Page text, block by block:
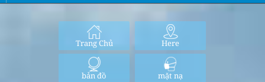
Trang Chủ Here
bản đồ mặt nạ